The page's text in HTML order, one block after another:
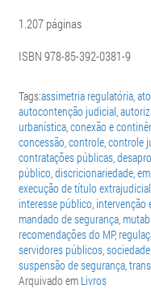
1.207 páginas
ISBN 978-85-392-0381-9
Tags:assimetria regulatória,
autocontenção judicial,
urbanística,conexão e
concessão,controle,controle
contratações públicas,
público,discricionariedade,
execução de título extrajudicial
interesse público, intervenção
mandado de segurança,
recomendações do MP,
servidores públicos,
suspensão de segurança,
Arquivado em Livros